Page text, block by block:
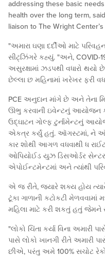
addressing these basic
health over the long term,
liaison to The Wright
"અમારા ઘણા દર્દીઓ માટે
સીટ્ઝિંગરે કહ્યું. "અને, COVID-
અસુરક્ષામાં ઝડપથી વધારો થયો
છેલ્લા છ મહિનામાં ખરેખર ફરી
PCE અનુદાન માંગે છે અને તેના
ઊભુ કરવાની ઇવેન્ટનું આયોજન
ઉદ્ઘાટન ગોલ્ફ ટુર્નામેન્ટનું
એકત્ર કર્યું હતું. ઑગસ્ટમાં, ને ઑગ
કાર શોથી આગળ વધવાથી ધ
ઓપિયોઈડ યુઝ ડિસઓર્ડર
એપોઈન્ટમેન્ટમાં અને ત્યાંથી
એ જ રીતે, જ્યારે શક્ય હોય
ટૂંકા ગાળાની કટોકટી
મહિલા માટે કરી શકતું હતું જેમને
"લોકો ચિંતા કર્યા વિના અમારી
પાસે લોકો ખાનગી રીતે
છીએ, પરંતુ અમે 100% સચોટ